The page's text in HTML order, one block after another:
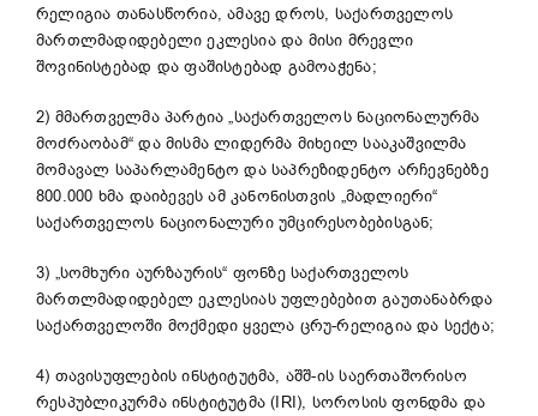
რელიგია თანასწორია, ამავე დროს, საქართველოს
მართლმადიდებელი ეკლესია და მისი მრევლი
შოვინისტებად და ფაშისტებად გამოაჭენა;
2) მმართველმა პარტია „საქართველოს ნაციონალურმა
მოძრაობამ“ და მისმა ლიდერმა მიხეილ სააკაშვილმა
მომავალ საპარლამენტო და საპრეზიდენტო არჩევნებზე
800.000 ხმა დაიბევეს ამ კანონისთვის „მადლიერი“
საქართველოს ნაციონალური უმცირესობებისგან;
3) „სომხური აურზაურის“ ფონზე საქართველოს
მართლმადიდებელ ეკლესიას უფლებებით გაუთანაბრდა
საქართველოში მოქმედი ყველა ცრუ-რელიგია და სექტა;
4) თავისუფლების ინსტიტუტმა, აშშ-ის საერთაშორისო
რესპუბლიკურმა ინსტიტუტმა (IRI), სოროსის ფონდმა და